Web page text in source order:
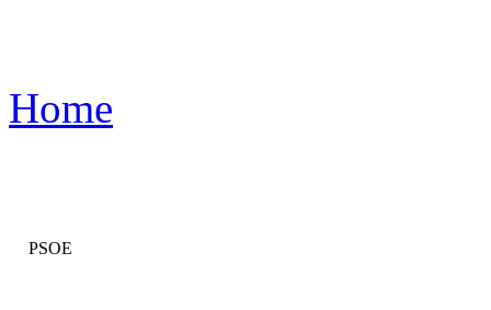
Home
PSOE